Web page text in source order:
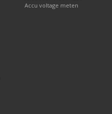
Accu voltage meten